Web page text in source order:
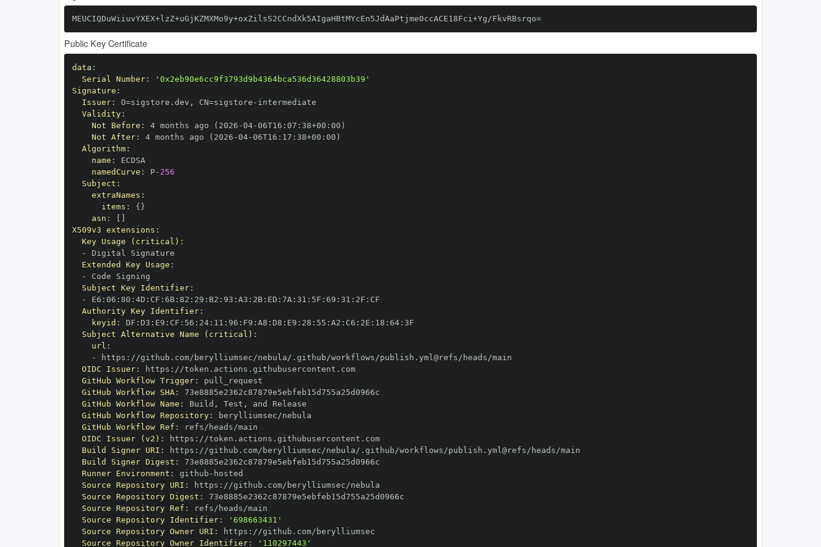
MEUCIQDuWiiuvYXEX+lzZ+uGjKZMXMo9y+oxZilsS2CCndXk5AIgaHBtMYcEn5JdAaPtjme0ccACE18Fci+Yg/FkvRBsrqo=
Public Key Certificate
data :
Serial Number:
'0x2eb90e6cc9f3793d9b4364bca536d36428803b39'
Signature :
Issuer: O=sigstore.dev , CN=sigstore -
Validity:
Not Before : 4 months ago (2026 -04-06T16 : 07 : 38+00 :
Not After: 4 months ago (2026 -04-06T16 : 17 : 38+00 :
Algorithm:
name :
namedCurve : P- 256
Subject :
extraNames :
items : { }
asn :
X509v3 extensions :
Key Usage (critical) :
-
Extended Key Usage :
-
Subject Key Identifier:
-
E6 : 06 : 80 : 4D : CF : 6B: 82 : 29 : B2 : 93 : A3 : 2B: ED : 7A : 31 : 5F : 69 : 31 : 2F :
Authority Key Identifier:
keyid : DF : D3 : E9 : CF : 56 : 24: 11 : 96 : F9 : A8 : D8 : E9 : 28 : 55 : A2 : C6 : 2E : 18 : 64:
Subject Alternative Name (critical) :
url :
-
https :
OIDC Issuer: https :
//token.actions.githubusercontent.com
GitHub Workflow Trigger:
GitHub Workflow SHA:
GitHub Workflow Name : Build , Test ,
GitHub Workflow Repository:
GitHub Workflow Ref :
OIDC Issuer (v2) : https :
//token.actions.githubusercontent.com
Build Signer URI : https :
Build Signer Digest :
Runner Environment : github -
Source Repository URI : https :
Source Repository Digest :
Source Repository Ref :
Source Repository Identifier:
'698663431'
Source Repository Owner URI : https :
Source Repository Owner Identifier: '110297443'